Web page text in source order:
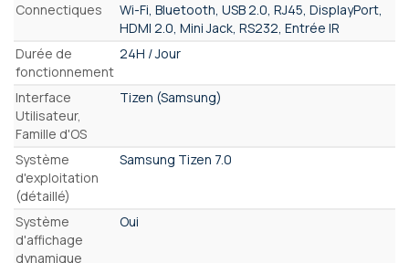
Connectiques
Wi-Fi, Bluetooth, USB 2.0, RJ45, DisplayPort,
HDMI 2.0, Mini Jack, RS232, Entrée IR
Durée de
fonctionnement
24H / Jour
Interface
Utilisateur,
Famille d'OS
Tizen (Samsung)
Système
d'exploitation
(détaillé)
Samsung Tizen 7.0
Système
d'affichage
dynamique
Oui